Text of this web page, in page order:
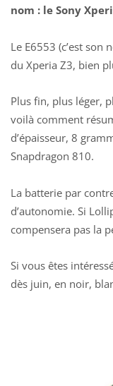
nom : le Sony
Le E6553 (c’est
du Xperia Z3, bien
Plus fin, plus léger,
voilà comment
d’épaisseur, 8
Snapdragon 810.
La batterie par
d’autonomie. Si
compensera pas la
Si vous êtes
dès juin, en noir,